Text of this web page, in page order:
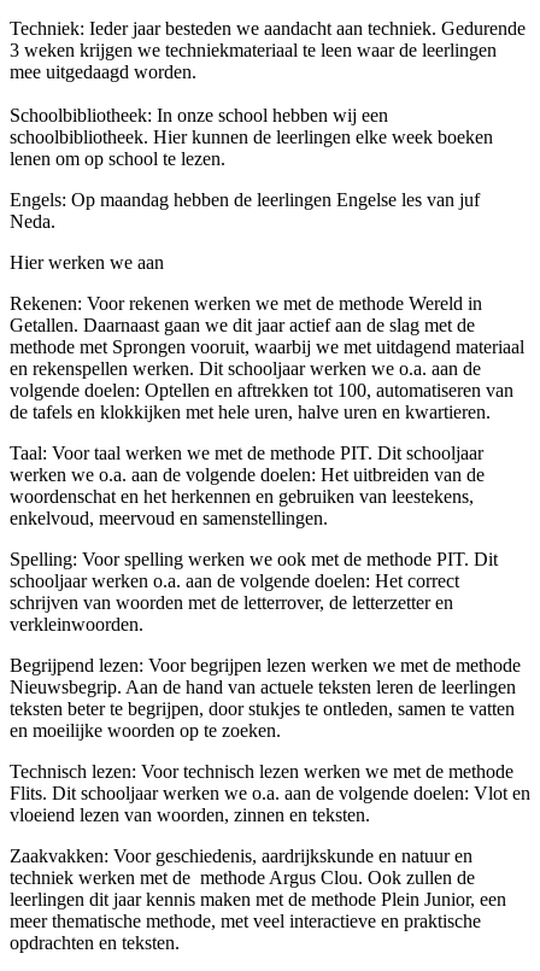
Techniek: Ieder jaar besteden we aandacht aan techniek. Gedurende
3 weken krijgen we techniekmateriaal te leen waar de leerlingen
mee uitgedaagd worden.
Schoolbibliotheek: In onze school hebben wij een
schoolbibliotheek. Hier kunnen de leerlingen elke week boeken
lenen om op school te lezen.
Engels: Op maandag hebben de leerlingen Engelse les van juf
Neda.
Hier werken we aan
Rekenen: Voor rekenen werken we met de methode Wereld in
Getallen. Daarnaast gaan we dit jaar actief aan de slag met de
methode met Sprongen vooruit, waarbij we met uitdagend materiaal
en rekenspellen werken. Dit schooljaar werken we o.a. aan de
volgende doelen: Optellen en aftrekken tot 100, automatiseren van
de tafels en klokkijken met hele uren, halve uren en kwartieren.
Taal: Voor taal werken we met de methode PIT. Dit schooljaar
werken we o.a. aan de volgende doelen: Het uitbreiden van de
woordenschat en het herkennen en gebruiken van leestekens,
enkelvoud, meervoud en samenstellingen.
Spelling: Voor spelling werken we ook met de methode PIT. Dit
schooljaar werken o.a. aan de volgende doelen: Het correct
schrijven van woorden met de letterrover, de letterzetter en
verkleinwoorden.
Begrijpend lezen: Voor begrijpen lezen werken we met de methode
Nieuwsbegrip. Aan de hand van actuele teksten leren de leerlingen
teksten beter te begrijpen, door stukjes te ontleden, samen te vatten
en moeilijke woorden op te zoeken.
Technisch lezen: Voor technisch lezen werken we met de methode
Flits. Dit schooljaar werken we o.a. aan de volgende doelen: Vlot en
vloeiend lezen van woorden, zinnen en teksten.
Zaakvakken: Voor geschiedenis, aardrijkskunde en natuur en
techniek werken met de methode Argus Clou. Ook zullen de
leerlingen dit jaar kennis maken met de methode Plein Junior, een
meer thematische methode, met veel interactieve en praktische
opdrachten en teksten.